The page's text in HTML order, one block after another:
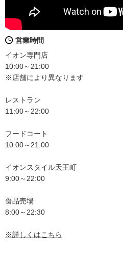
営業時間
イオン専門店
10:00～21:00
※店舗により異なります
レストラン
11:00～22:00
フードコート
10:00～21:00
イオンスタイル天王町
9:00～22:00
食品売場
8:00～22:30
※詳しくはこちら